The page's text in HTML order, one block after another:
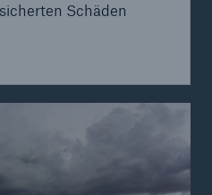
Schäden